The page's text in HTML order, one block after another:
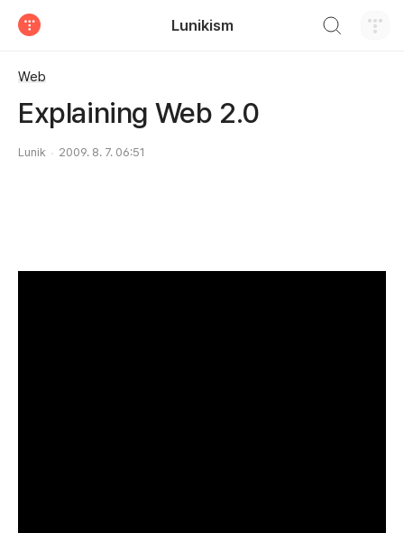
Lunikism
Web
Explaining Web 2.0
Lunik 2009. 8. 7. 06:51